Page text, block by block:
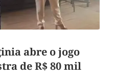
abre o jogo
de R$ 80 mil